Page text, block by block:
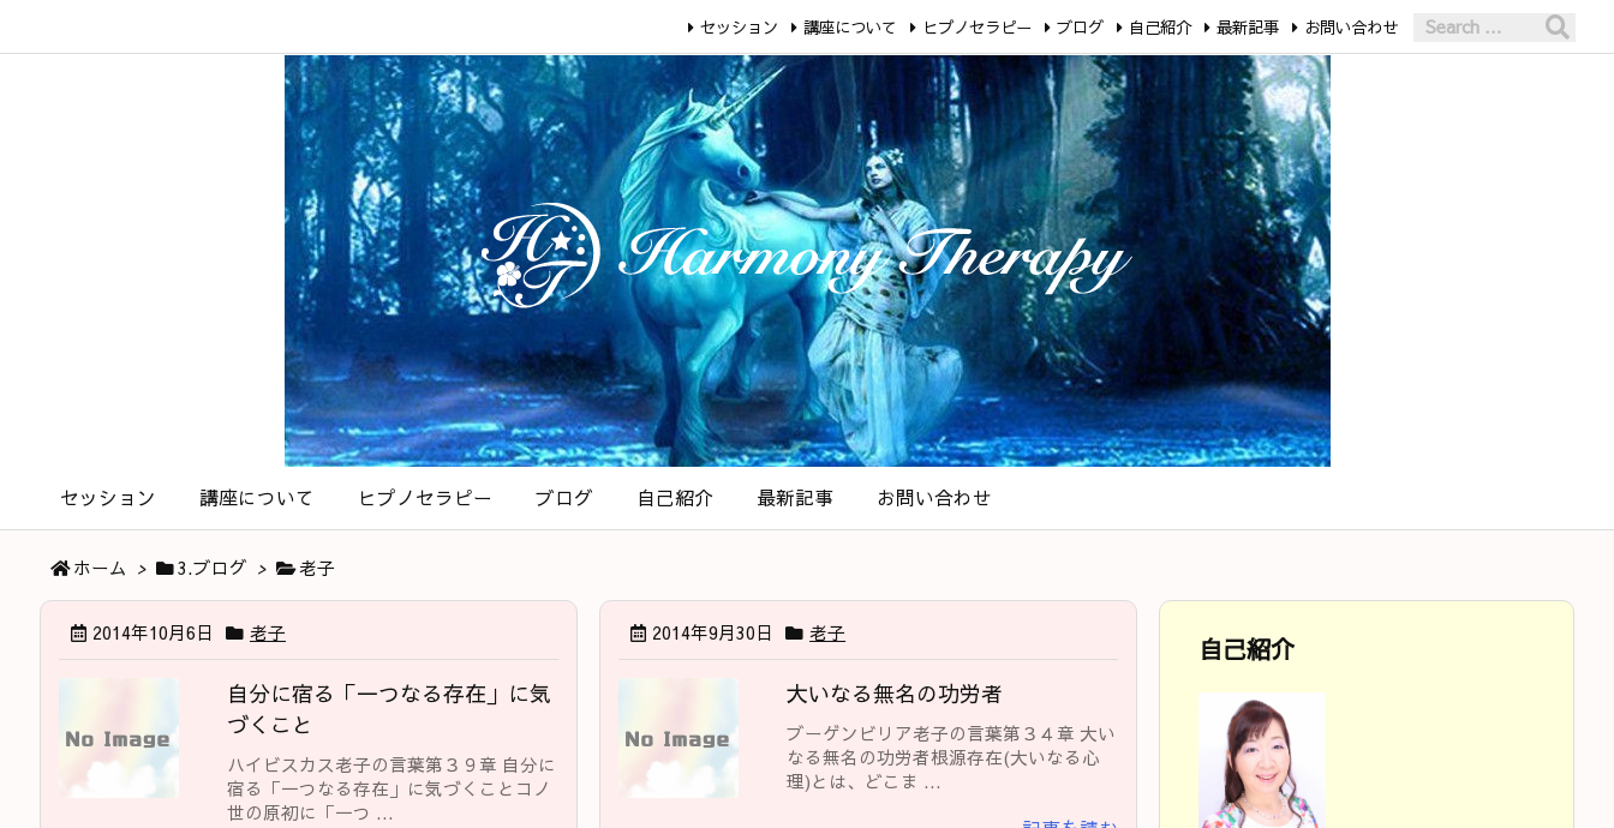
セッション 講座について ヒプノセラピー ブログ 自己紹介 最新記事 お問い合わせ
セッション 講座について ヒプノセラピー ブログ 自己紹介 最新記事 お問い合わせ
ホーム > 3.ブログ > 老子
2014年10月6日 老子
自分に宿る「一つなる存在」に気
づくこと
ハイビスカス老子の言葉第３９章 自分に
宿る「一つなる存在」に気づくことコノ
世の原初に「一つ ...
2014年9月30日 老子
大いなる無名の功労者
ブーゲンビリア老子の言葉第３４章 大い
なる無名の功労者根源存在(大いなる心
理)とは、どこま ...
自己紹介